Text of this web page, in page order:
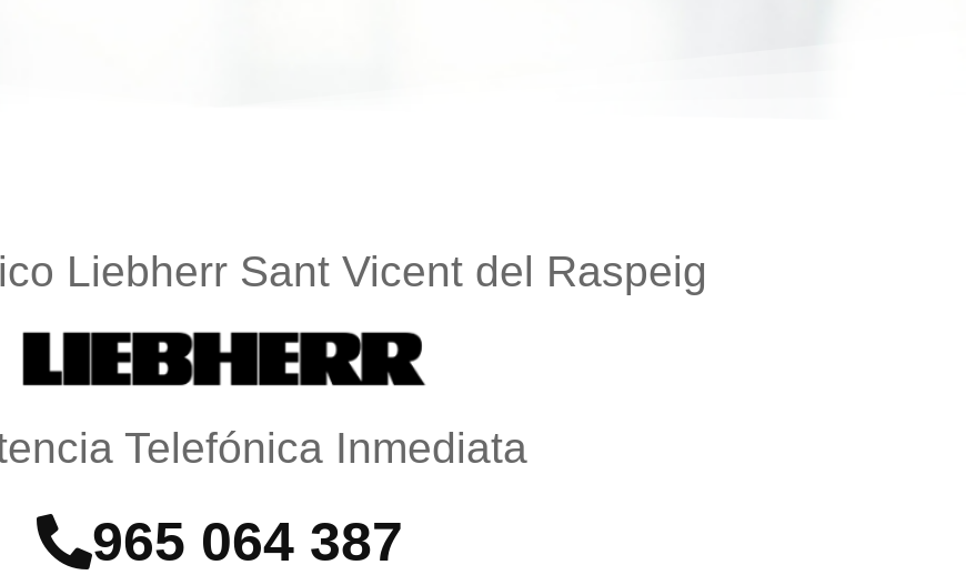
Liebherr Sant Vicent del Raspeig
Telefónica Inmediata
965 064 387